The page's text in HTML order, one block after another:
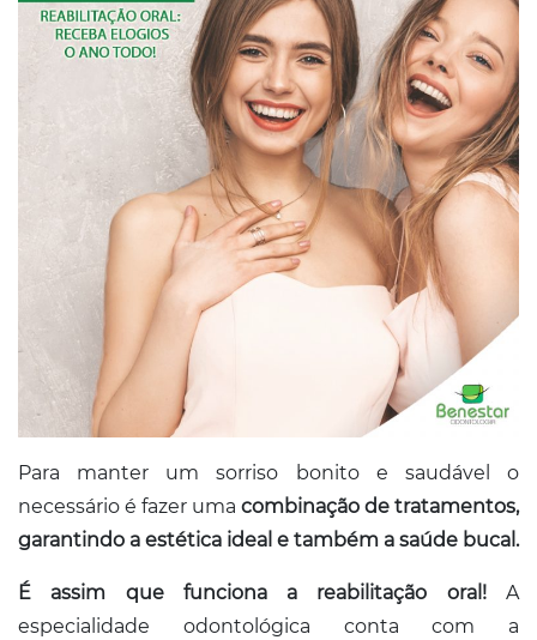
Para manter um sorriso bonito e saudável o
necessário é fazer uma combinação de tratamentos,
garantindo a estética ideal e também a saúde bucal.
É assim que funciona a reabilitação oral! A
especialidade odontológica conta com a